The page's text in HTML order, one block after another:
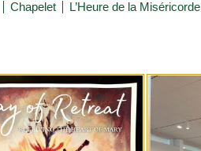
Chapelet L’Heure de la Miséricorde